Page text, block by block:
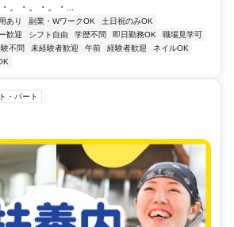
。・。・。・...
あり 副業・WワークOK
土日祝のみOK
歓迎 シフト自由 学歴不問 即日勤務OK
職場見学可
不問 未経験者歓迎 午前 経験者歓迎
ネイルOK
・パート